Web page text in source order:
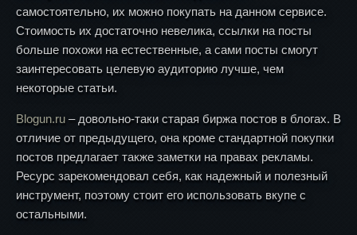
самостоятельно, их можно покупать на данном сервисе.
Стоимость их достаточно невелика, ссылки на посты
больше похожи на естественные, а сами посты смогут
заинтересовать целевую аудиторию лучше, чем
некоторые статьи.
Blogun.ru – довольно-таки старая биржа постов в блогах. В
отличие от предыдущего, она кроме стандартной покупки
постов предлагает также заметки на правах рекламы.
Ресурс зарекомендовал себя, как надежный и полезный
инструмент, поэтому стоит его использовать вкупе с
остальными.